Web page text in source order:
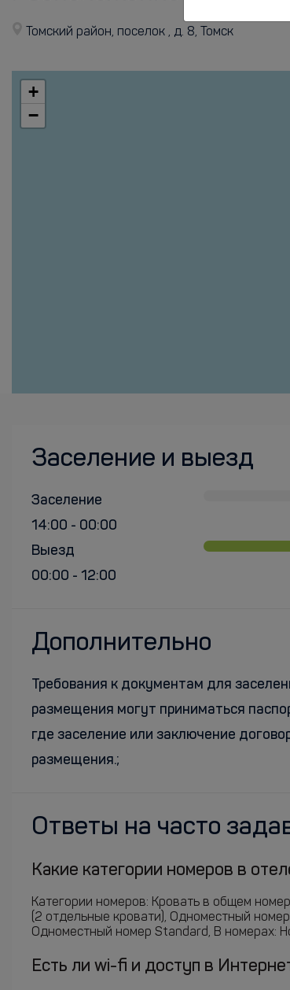
Томский район, поселок , д. 8, Томск
+
−
Заселение и выезд
Заселение
14:00 - 00:00
Выезд
00:00 - 12:00
Дополнительно
Требования к документам для
размещения могут приниматься
где заселение или заключение
размещения.;
Ответы на часто
Какие категории номеров в
Категории номеров: Кровать в общем
(2 отдельные кровати), Одноместный
Одноместный номер Standard, В номерах:
Есть ли wi-fi и доступ в